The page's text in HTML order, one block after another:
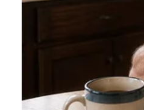
iznenadan priliv novca koji
Ono što je važno: Rak sada
instinkt mu ponekad kaže
usudi, da kaže „da“, da uzme